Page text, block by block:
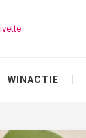
WINACTIE